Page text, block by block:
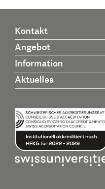
Kontakt
Angebot
Information
Aktuelles